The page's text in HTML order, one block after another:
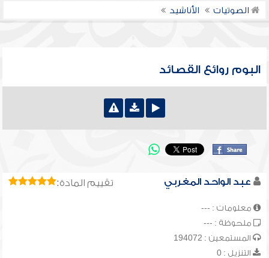
الصوتيات الأناشيد
البوم روائع القصائد
تقييم المادة: عبد الواحد المغربي
معلومات : ---
ملحوظة : ---
المستمعين : 194072
التنزيل : 0